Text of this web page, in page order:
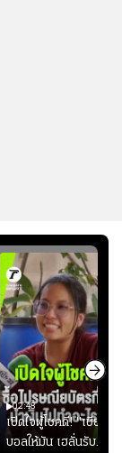
02:48
เปิดใจผู้โชคดี! "เชียร์
บอลให้มัน เฮลั่นรับ